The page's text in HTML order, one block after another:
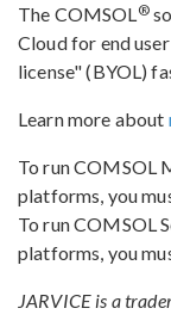
The COMSOL®
Cloud for end
license" (BYOL)
Learn more about
To run COMSOL
platforms, you
To run COMSOL
platforms, you
JARVICE is a